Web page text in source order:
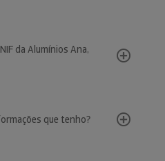
da Alumínios Ana,
que tenho?